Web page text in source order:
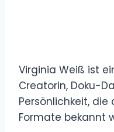
Virginia Weiß ist
Creatorin, Doku-
Persönlichkeit,
Formate bekannt